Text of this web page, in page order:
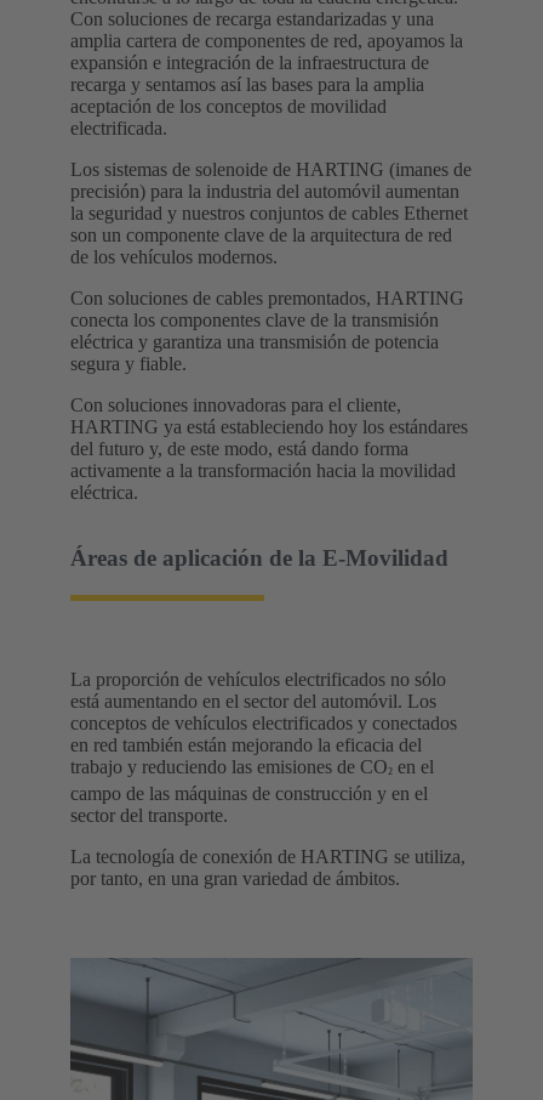
Con soluciones de recarga estandarizadas y una
amplia cartera de componentes de red, apoyamos la
expansión e integración de la infraestructura de
recarga y sentamos así las bases para la amplia
aceptación de los conceptos de movilidad
electrificada.
Los sistemas de solenoide de HARTING (imanes de
precisión) para la industria del automóvil aumentan
la seguridad y nuestros conjuntos de cables Ethernet
son un componente clave de la arquitectura de red
de los vehículos modernos.
Con soluciones de cables premontados, HARTING
conecta los componentes clave de la transmisión
eléctrica y garantiza una transmisión de potencia
segura y fiable.
Con soluciones innovadoras para el cliente,
HARTING ya está estableciendo hoy los estándares
del futuro y, de este modo, está dando forma
activamente a la transformación hacia la movilidad
eléctrica.
Áreas de aplicación de la E-Movilidad
La proporción de vehículos electrificados no sólo
está aumentando en el sector del automóvil. Los
conceptos de vehículos electrificados y conectados
en red también están mejorando la eficacia del
trabajo y reduciendo las emisiones de CO² en el
campo de las máquinas de construcción y en el
sector del transporte.
La tecnología de conexión de HARTING se utiliza,
por tanto, en una gran variedad de ámbitos.